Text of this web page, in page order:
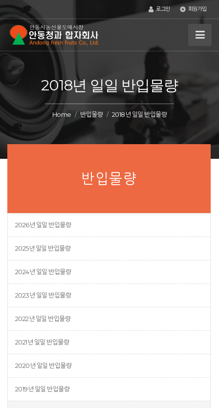
로그인 회원가입
2018년 일일 반입물량
Home 반입물량 2018년 일일 반입물량
반입물량
2026년 일일 반입물량
2025년 일일 반입물량
2024년 일일 반입물량
2023년 일일 반입물량
2022년 일일 반입물량
2021년 일일 반입물량
2020년 일일 반입물량
2019년 일일 반입물량